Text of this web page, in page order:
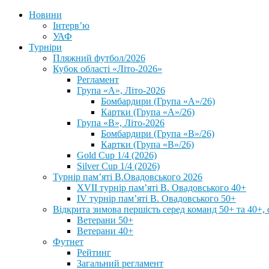
Новини
Інтерв’ю
УАФ
Турніри
Пляжний футбол/2026
Кубок області «Літо-2026»
Регламент
Група «А», Літо-2026
Бомбардири (Група «А»/26)
Картки (Група «А»/26)
Група «В», Літо-2026
Бомбардири (Група «В»/26)
Картки (Група «В»/26)
Gold Cup 1/4 (2026)
Silver Cup 1/4 (2026)
Турнір пам’яті В.Овадовського 2026
XVII турнір пам’яті В. Овадовського 40+
IV турнір пам’яті В. Овадовського 50+
Відкрита зимова першість серед команд 50+ та 40+,
Ветерани 50+
Ветерани 40+
Футнет
Рейтинг
Загальний регламент